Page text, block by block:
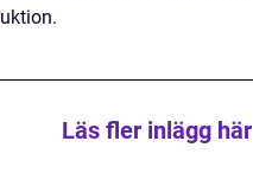
Läs fler inlägg här